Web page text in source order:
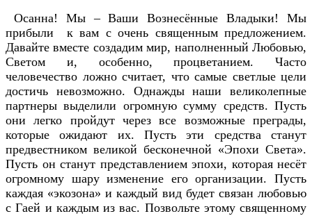
Осанна! Мы – Ваши Вознесённые Владыки! Мы
прибыли к вам с очень священным предложением.
Давайте вместе создадим мир, наполненный Любовью,
Светом и, особенно, процветанием. Часто
человечество ложно считает, что самые светлые цели
достичь невозможно. Однажды наши великолепные
партнеры выделили огромную сумму средств. Пусть
они легко пройдут через все возможные преграды,
которые ожидают их. Пусть эти средства станут
предвестником великой бесконечной «Эпохи Света».
Пусть он станут представлением эпохи, которая несёт
огромному шару изменение его организации. Пусть
каждая «экозона» и каждый вид будет связан любовью
с Гаей и каждым из вас. Позвольте этому священному